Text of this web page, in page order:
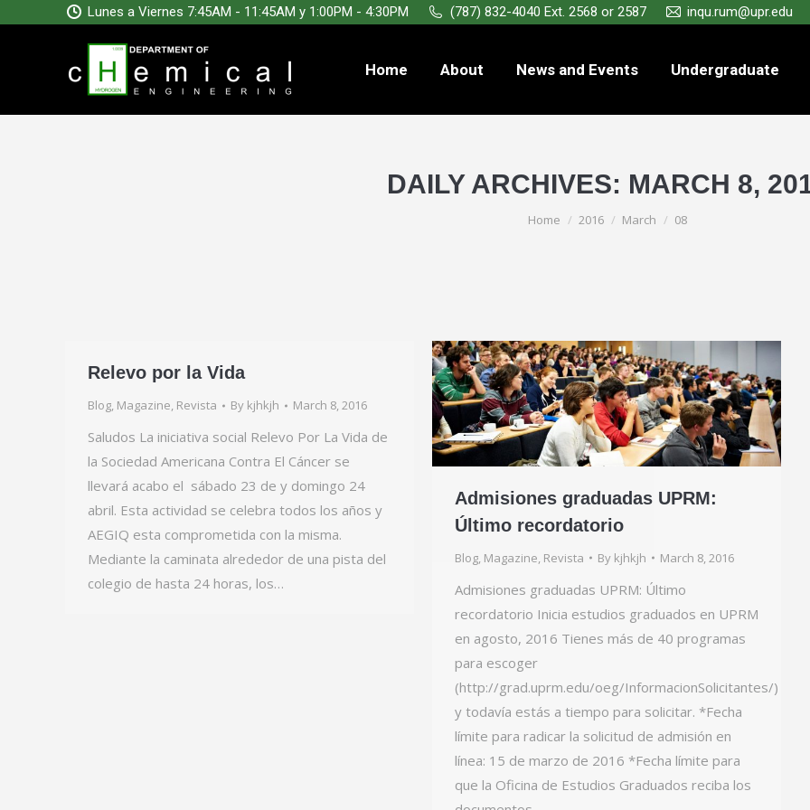
Lunes a Viernes 7:45AM - 11:45AM y 1:00PM - 4:30PM (787) 832-4040 Ext. 2568 or 2587 inqu.rum@upr.edu
Home About News and Events Undergraduate
DAILY ARCHIVES: MARCH 8,
You are here:
Home 2016 March 08
Relevo por la Vida
Blog, Magazine, Revista By kjhkjh March 8, 2016
Saludos La iniciativa social Relevo Por La Vida de
la Sociedad Americana Contra El Cáncer se
llevará acabo el sábado 23 de y domingo 24
abril. Esta actividad se celebra todos los años y
AEGIQ esta comprometida con la misma.
Mediante la caminata alrededor de una pista del
colegio de hasta 24 horas, los…
Admisiones graduadas UPRM:
Último recordatorio
Blog, Magazine, Revista By kjhkjh March 8, 2016
Admisiones graduadas UPRM: Último
recordatorio Inicia estudios graduados en UPRM
en agosto, 2016 Tienes más de 40 programas
para escoger
(http://grad.uprm.edu/oeg/InformacionSolicitantes/)
y todavía estás a tiempo para solicitar. *Fecha
límite para radicar la solicitud de admisión en
línea: 15 de marzo de 2016 *Fecha límite para
que la Oficina de Estudios Graduados reciba los